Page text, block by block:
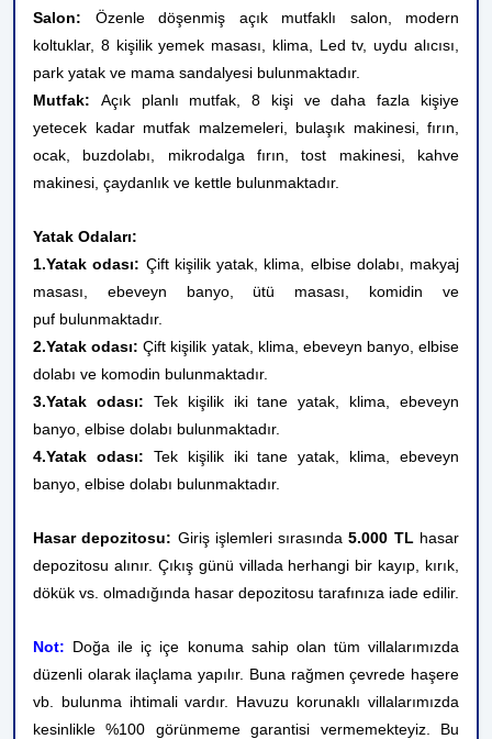
Salon: Özenle döşenmiş açık mutfaklı salon, modern
koltuklar, 8 kişilik yemek masası, klima, Led tv, uydu alıcısı,
park yatak ve mama sandalyesi bulunmaktadır.
Mutfak: Açık planlı mutfak, 8 kişi ve daha fazla kişiye
yetecek kadar mutfak malzemeleri, bulaşık makinesi, fırın,
ocak, buzdolabı, mikrodalga fırın, tost makinesi, kahve
makinesi, çaydanlık ve kettle bulunmaktadır.
Yatak Odaları:
1.Yatak odası: Çift kişilik yatak, klima, elbise dolabı, makyaj
masası, ebeveyn banyo, ütü masası, komidin ve
puf bulunmaktadır.
2.Yatak odası:Çift kişilik yatak, klima, ebeveyn banyo, elbise
dolabı ve komodin bulunmaktadır.
3.Yatak odası: Tek kişilik iki tane yatak, klima, ebeveyn
banyo, elbise dolabı bulunmaktadır.
4.Yatak odası: Tek kişilik iki tane yatak, klima, ebeveyn
banyo, elbise dolabı bulunmaktadır.
Hasar depozitosu: Giriş işlemleri sırasında5.000 TL hasar
depozitosu alınır. Çıkış günü villada herhangi bir kayıp, kırık,
dökük vs. olmadığında hasar depozitosu tarafınıza iade edilir.
Not: Doğa ile iç içe konuma sahip olan tüm villalarımızda
düzenli olarak ilaçlama yapılır. Buna rağmen çevrede haşere
vb. bulunma ihtimali vardır. Havuzu korunaklı villalarımızda
kesinlikle %100 görünmeme garantisi vermemekteyiz. Bu